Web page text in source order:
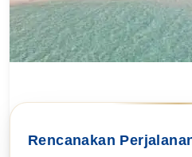
Rencanakan